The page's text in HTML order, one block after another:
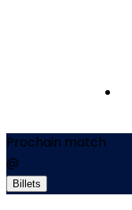
Prochain match
@
Billets